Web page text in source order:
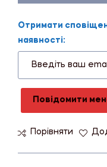
Отримати
наявності:
Повідомити
Порівняти